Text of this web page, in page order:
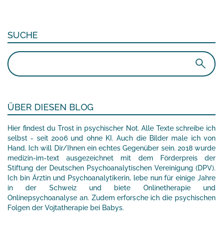
SUCHE
Suchen
nach:
ÜBER DIESEN BLOG
Hier findest du Trost in psychischer Not. Alle Texte schreibe ich
selbst - seit 2006 und ohne KI. Auch die Bilder male ich von
Hand. Ich will Dir/Ihnen ein echtes Gegenüber sein. 2018 wurde
medizin-im-text ausgezeichnet mit dem Förderpreis der
Stiftung der Deutschen Psychoanalytischen Vereinigung (DPV).
Ich bin Ärztin und Psychoanalytikerin, lebe nun für einige Jahre
in der Schweiz und biete Onlinetherapie und
Onlinepsychoanalyse an. Zudem erforsche ich die psychischen
Folgen der Vojtatherapie bei Babys.